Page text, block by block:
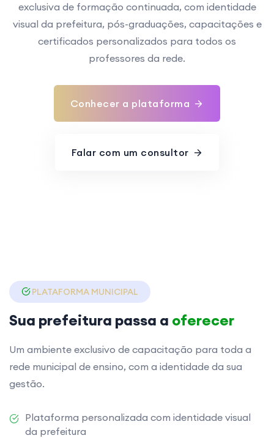
exclusiva de formação continuada, com identidade
visual da prefeitura, pós-graduações, capacitações e
certificados personalizados para todos os
professores da rede.
Conhecer a plataforma
Falar com um consultor
PLATAFORMA MUNICIPAL
Sua prefeitura passa a oferecer
Um ambiente exclusivo de capacitação para toda a
rede municipal de ensino, com a identidade da sua
gestão.
Plataforma personalizada com identidade visual
da prefeitura